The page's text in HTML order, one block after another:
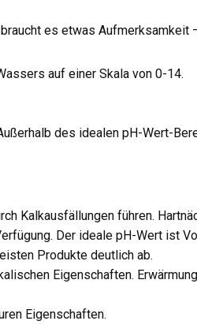
es etwas
auf einer Skala von 0-14.
des idealen pH-Wert-
Kalkausfällungen führen.
Der ideale pH-Wert ist
Produkte deutlich ab.
Eigenschaften.
Eigenschaften.